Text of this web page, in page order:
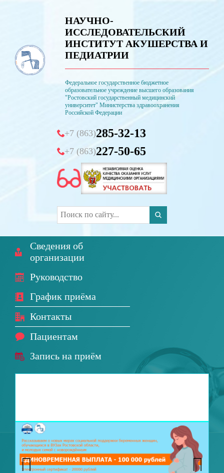
НАУЧНО-
ИССЛЕДОВАТЕЛЬСКИЙ
ИНСТИТУТ АКУШЕРСТВА И
ПЕДИАТРИИ
Федеральное государственное бюджетное
образовательное учреждение высшего образования
"Ростовский государственный медицинский
университет" Министерства здравоохранения
Российской Федерации
+7 (863)285-32-13
+7 (863)227-50-65
Сведения об
организации
Руководство
График приёма
Контакты
Пациентам
Запись на приём